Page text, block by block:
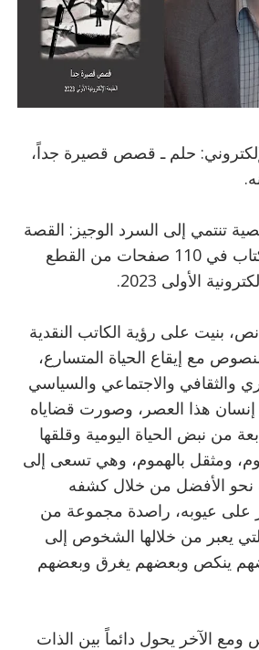
حلم ـ قصص قصيرة جداً،
تنتمي إلى السرد الوجيز: القصة
القصيرة جداً. يقع الكتاب في 110 صفحات من القطع
الأولى 2023.
بنيت على رؤية الكاتب النقدية
مع إيقاع الحياة المتسارع،
والثقافي والاجتماعي والسياسي
إنسان هذا العصر، وصورت قضاياه
من نبض الحياة اليومية وقلقها
ومثقل بالهموم، وهي تسعى إلى
نحو الأفضل من خلال كشفه
على عيوبه، راصدة مجموعة من
يعبر من خلالها الشخوص إلى
ينكص وبعضهم يغرق وبعضهم
الآخر يحول دائماً بين الذات